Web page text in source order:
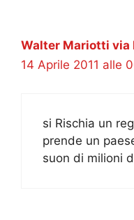
Walter Mariotti via
14 Aprile 2011 alle
si Rischia un
prende un
suon di milioni